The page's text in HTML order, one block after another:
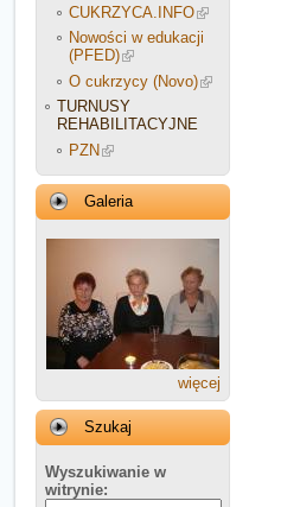
CUKRZYCA.INFO
Nowości w edukacji
(PFED)
O cukrzycy (Novo)
TURNUSY
REHABILITACYJNE
PZN
Galeria
więcej
Szukaj
Wyszukiwanie w
witrynie: